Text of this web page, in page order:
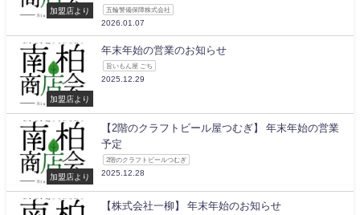
加盟店より 五輪警備保障株式会社
2026.01.07
加盟店より
年末年始の営業のお知らせ
旨いもん屋 ごち
2025.12.29
加盟店より
【2階のクラフトビール屋つむぎ】 年末年始の営業
予定
2階のクラフトビールつむぎ
2025.12.28
【株式会社一柳】 年末年始のお知らせ